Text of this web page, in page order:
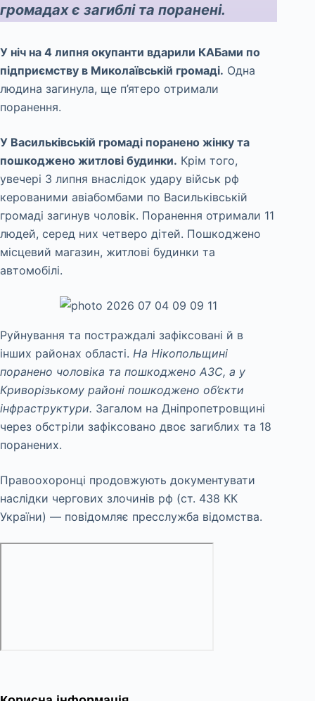
громадах є загиблі та поранені.
У ніч на 4 липня окупанти вдарили КАБами по
підприємству в Миколаївській громаді. Одна
людина загинула, ще п’ятеро отримали
поранення.
У Васильківській громаді поранено жінку та
пошкоджено житлові будинки. Крім того,
увечері 3 липня внаслідок удару військ рф
керованими авіабомбами по Васильківській
громаді загинув чоловік. Поранення отримали 11
людей, серед них четверо дітей. Пошкоджено
місцевий магазин, житлові будинки та
автомобілі.
Руйнування та постраждалі зафіксовані й в
інших районах області. На Нікопольщині
поранено чоловіка та пошкоджено АЗС, а у
Криворізькому районі пошкоджено об’єкти
інфраструктури. Загалом на Дніпропетровщині
через обстріли зафіксовано двоє загиблих та 18
поранених.
Правоохоронці продовжують документувати
наслідки чергових злочинів рф (ст. 438 КК
України) — повідомляє пресслужба відомства.